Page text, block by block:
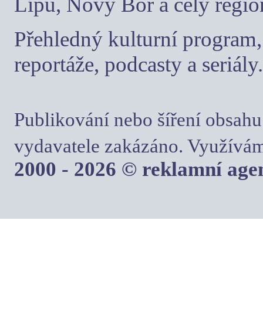
Přehledný kulturní
reportáže, podcasty a seriály.
Publikování nebo šíření
vydavatele zakázáno.
2000 - 2026 © reklamní